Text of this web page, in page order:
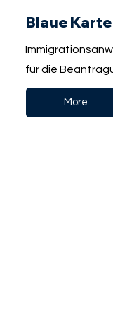
Blaue
für die
More